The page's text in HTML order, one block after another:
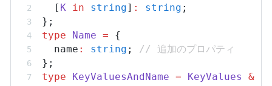
  [
K in string] : string ;
};
type
Name = {
name : string ;
// 追加のプロパティ
};
type
KeyValuesAndName = KeyValues &